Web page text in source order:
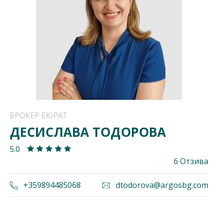
БРОКЕР EKIPAT
ДЕСИСЛАВА ТОДОРОВА
5.0
6 Отзива
+359894485068 dtodorova@argosbg.com